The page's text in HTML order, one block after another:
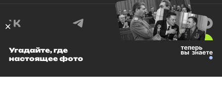
© 1999–2026 Все права защищены.
Угадайте, где
настоящее фото